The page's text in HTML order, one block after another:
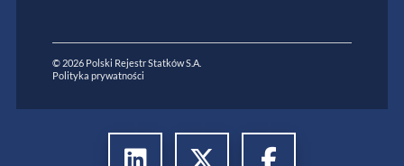
© 2026 Polski Rejestr Statków S.A.
Polityka prywatności